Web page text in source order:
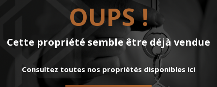
OUPS !
Cette propriété semble être déjà vendue
Consultez toutes nos propriétés disponibles ici